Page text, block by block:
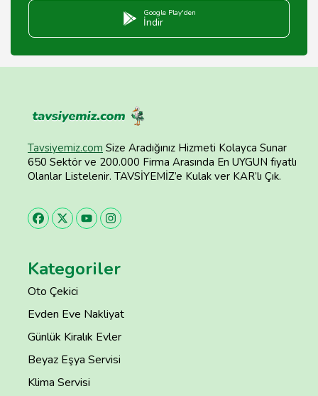
Google Play'den
İndir
Tavsiyemiz.com Size Aradığınız Hizmeti Kolayca Sunar
650 Sektör ve 200.000 Firma Arasında En UYGUN fiyatlı
Olanlar Listelenir. TAVSİYEMİZ’e Kulak ver KAR’lı Çık.
Kategoriler
Oto Çekici
Evden Eve Nakliyat
Günlük Kiralık Evler
Beyaz Eşya Servisi
Klima Servisi